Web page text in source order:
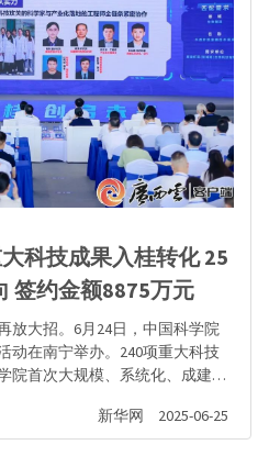
科技成果入桂转化 25
签约金额8875万元
放大招。6月24日，中国科学院
动在南宁举办。240项重大科技
院首次大规模、系统化、成建制
新华网
2025-06-25